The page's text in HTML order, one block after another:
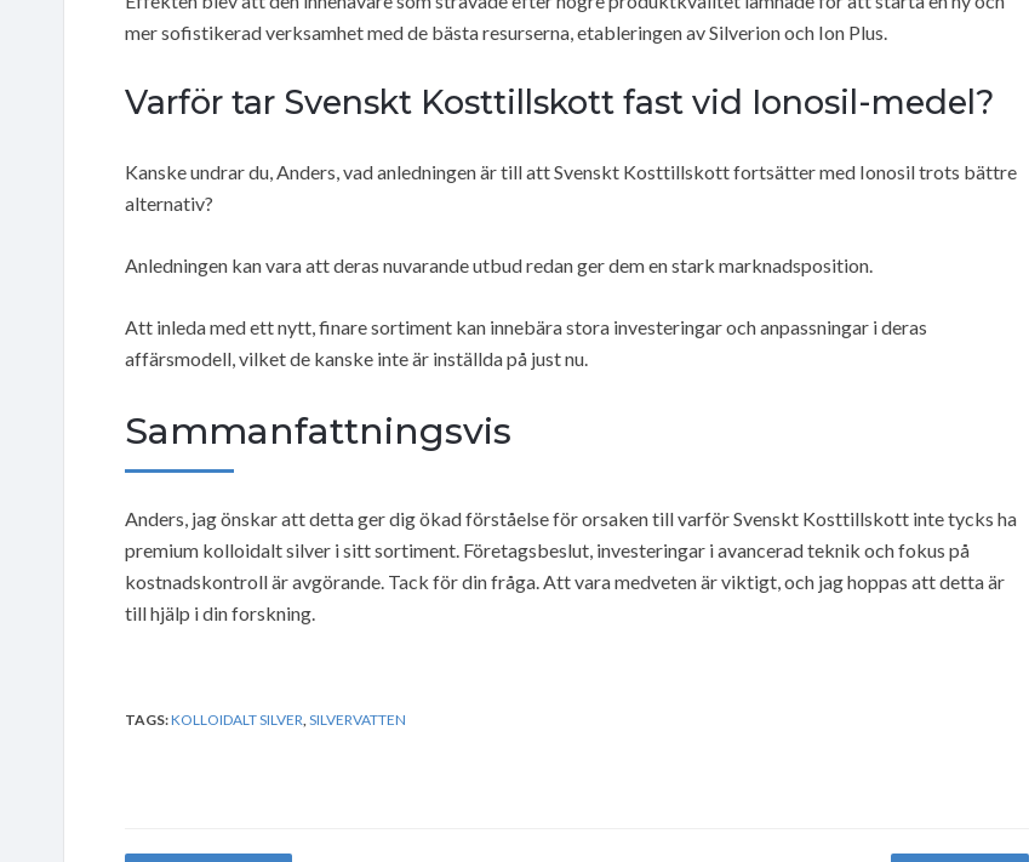
mer sofistikerad verksamhet med de bästa resurserna, etableringen av Silverion och Ion Plus.
Varför tar Svenskt Kosttillskott fast vid Ionosil-medel?
Kanske undrar du, Anders, vad anledningen är till att Svenskt Kosttillskott fortsätter med Ionosil trots bättre
alternativ?
Anledningen kan vara att deras nuvarande utbud redan ger dem en stark marknadsposition.
Att inleda med ett nytt, finare sortiment kan innebära stora investeringar och anpassningar i deras
affärsmodell, vilket de kanske inte är inställda på just nu.
Sammanfattningsvis
Anders, jag önskar att detta ger dig ökad förståelse för orsaken till varför Svenskt Kosttillskott inte tycks ha
premium kolloidalt silver i sitt sortiment. Företagsbeslut, investeringar i avancerad teknik och fokus på
kostnadskontroll är avgörande. Tack för din fråga. Att vara medveten är viktigt, och jag hoppas att detta är
till hjälp i din forskning.
TAGS:KOLLOIDALT SILVER SILVERVATTEN